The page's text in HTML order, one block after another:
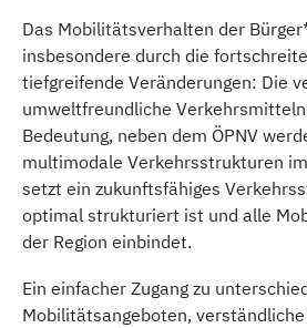
Das Mobilitätsverhalten der
insbesondere durch die
tiefgreifende Veränderungen: Die
umweltfreundliche
Bedeutung, neben dem ÖPNV
multimodale Verkehrsstrukturen
setzt ein zukunftsfähiges
optimal strukturiert ist und alle
der Region einbindet.
Ein einfacher Zugang zu
Mobilitätsangeboten,